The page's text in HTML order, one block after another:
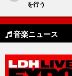
を行う
音楽ニュース